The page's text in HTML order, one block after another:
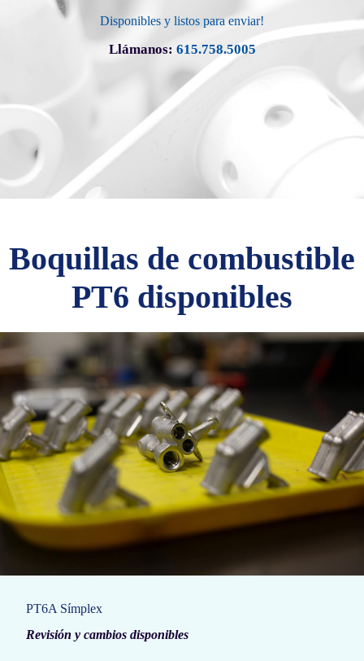
Disponibles y listos para enviar!
Llámanos: 615.758.5005
Boquillas de combustible
PT6 disponibles
PT6A Símplex
Revisión y cambios disponibles